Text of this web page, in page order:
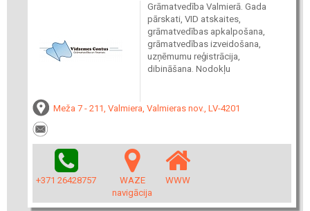
Grāmatvedība Valmierā. Gada
pārskati, VID atskaites,
grāmatvedības apkalpošana,
grāmatvedības izveidošana,
uzņēmumu reģistrācija,
dibināšana. Nodokļu
Meža 7 - 211, Valmiera, Valmieras nov., LV-4201
+371 26428757
WAZE
navigācija
WWW